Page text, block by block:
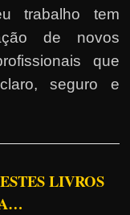
trabalho tem
de novos
que
seguro e
LIVROS